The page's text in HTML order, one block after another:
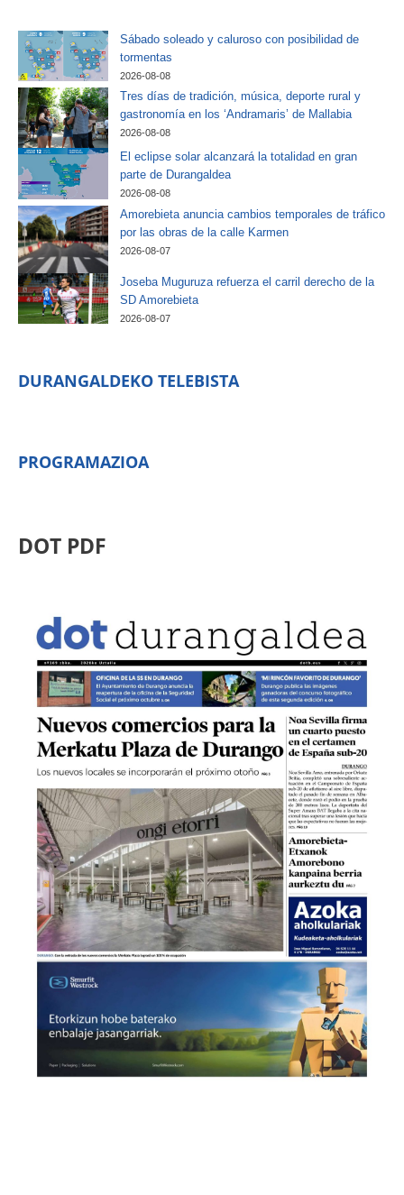
Sábado soleado y caluroso con posibilidad de
tormentas
2026-08-08
Tres días de tradición, música, deporte rural y
gastronomía en los ‘Andramaris’ de Mallabia
2026-08-08
El eclipse solar alcanzará la totalidad en gran
parte de Durangaldea
2026-08-08
Amorebieta anuncia cambios temporales de tráfico
por las obras de la calle Karmen
2026-08-07
Joseba Muguruza refuerza el carril derecho de la
SD Amorebieta
2026-08-07
DURANGALDEKO TELEBISTA
PROGRAMAZIOA
DOT PDF